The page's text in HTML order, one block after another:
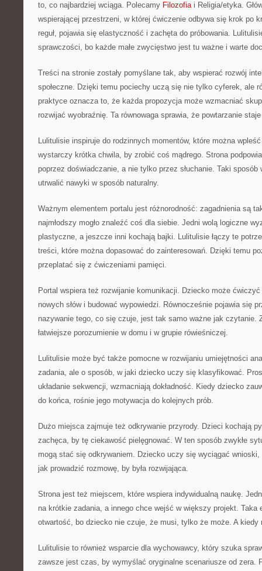
to, co najbardziej wciąga. Polecamy Filozofiai Religia/etyka.
wspierającej przestrzeni, w której ćwiczenie odbywa się krok po
reguł, pojawia się elastyczność i zachęta do próbowania.
sprawczości, bo każde małe zwycięstwo jest tu ważne i warte
Treści na stronie zostały pomyślane tak, aby wspierać rozwój
społeczne. Dzięki temu pociechy uczą się nie tylko cyferek, ale
praktyce oznacza to, że każda propozycja może wzmacniać
rozwijać wyobraźnię. Ta równowaga sprawia, że powtarzanie
Lulitulisie inspiruje do rodzinnych momentów, które można
wystarczy krótka chwila, by zrobić coś mądrego. Strona
poprzez doświadczanie, a nie tylko przez słuchanie. Taki sposób
utrwalić nawyki w sposób naturalny.
Ważnym elementem portalu jest różnorodność: zagadnienia są
najmłodszy mogło znaleźć coś dla siebie. Jedni wolą logiczne
plastyczne, a jeszcze inni kochają bajki. Lulitulisie łączy te
treści, które można dopasować do zainteresowań. Dzięki temu
przeplatać się z ćwiczeniami pamięci.
Portal wspiera też rozwijanie komunikacji. Dziecko może
nowych słów i budować wypowiedzi. Równocześnie pojawia się
nazywanie tego, co się czuje, jest tak samo ważne jak czytanie.
łatwiejsze porozumienie w domu i w grupie rówieśniczej.
Lulitulisie może być także pomocne w rozwijaniu umiejętności
zadania, ale o sposób, w jaki dziecko uczy się klasyfikować.
układanie sekwencji, wzmacniają dokładność. Kiedy dziecko
do końca, rośnie jego motywacja do kolejnych prób.
Dużo miejsca zajmuje też odkrywanie przyrody. Dzieci kochają
zachęca, by tę ciekawość pielęgnować. W ten sposób zwykłe
mogą stać się odkrywaniem. Dziecko uczy się wyciągać wnioski,
jak prowadzić rozmowę, by była rozwijająca.
Strona jest też miejscem, które wspiera indywidualną naukę.
na krótkie zadania, a innego chce wejść w większy projekt. Taka
otwartość, bo dziecko nie czuje, że musi, tylko że może. A
Lulitulisie to również wsparcie dla wychowawcy, który szuka
zawsze jest czas, by wymyślać oryginalne scenariusze od zera.